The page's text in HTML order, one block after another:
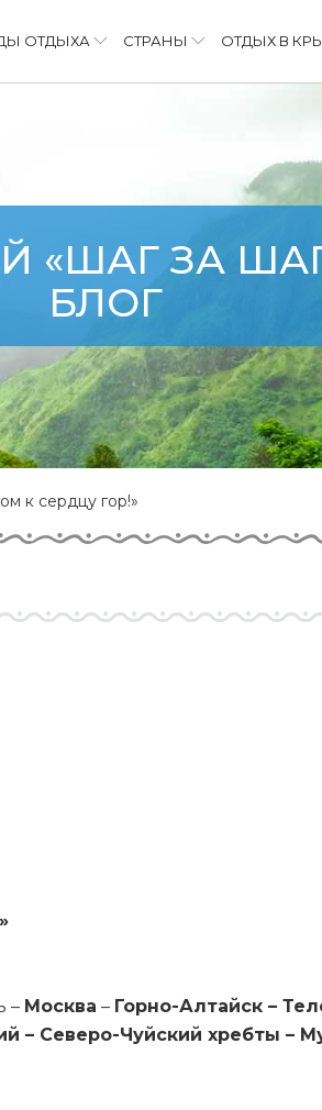
ОТДЫХА СТРАНЫ ОТДЫХ В
«ШАГ ЗА
БЛОГ
к сердцу гор!»
– Москва – Горно-Алтайск –
Северо-Чуйский хребты –